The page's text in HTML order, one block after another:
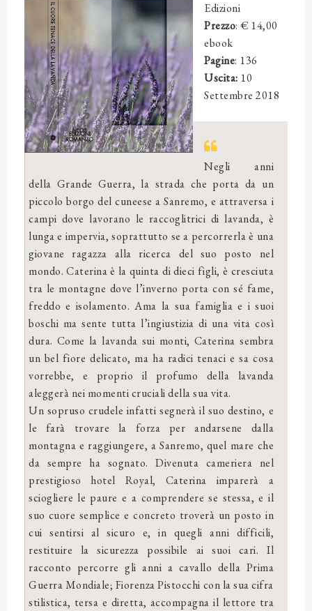
Edizioni
Prezzo: € 14,00
ebook
Pagine: 136
Uscita: 10
Settembre 2018
Negli anni
della Grande Guerra, la strada che porta da un
piccolo borgo del cuneese a Sanremo, e attraversa i
campi dove lavorano le raccoglitrici di lavanda, è
lunga e impervia, soprattutto se a percorrerla è una
giovane ragazza alla ricerca del suo posto nel
mondo. Caterina è la quinta di dieci figli, è cresciuta
tra le montagne dove l’inverno porta con sé fame,
freddo e isolamento. Ama la sua famiglia e i suoi
boschi ma sente tutta l’ingiustizia di una vita così
dura. Come la lavanda sui monti, Caterina sembra
un bel fiore delicato, ma ha radici tenaci e sa cosa
vorrebbe, e proprio il profumo della lavanda
aleggerà nei momenti cruciali della sua vita.
Un sopruso crudele infatti segnerà il suo destino, e
le farà trovare la forza per andarsene dalla
montagna e raggiungere, a Sanremo, quel mare che
da sempre ha sognato. Divenuta cameriera nel
prestigioso hotel Royal, Caterina imparerà a
sciogliere le paure e a comprendere se stessa, e il
suo cuore semplice e concreto troverà un posto in
cui sentirsi al sicuro e, in quegli anni difficili,
restituire la sicurezza possibile ai suoi cari. Il
racconto percorre gli anni a cavallo della Prima
Guerra Mondiale; Fiorenza Pistocchi con la sua cifra
stilistica, tersa e diretta, accompagna il lettore tra